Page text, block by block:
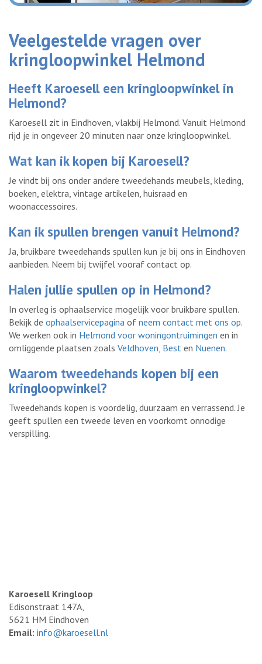
Veelgestelde vragen over
kringloopwinkel Helmond
Heeft Karoesell een kringloopwinkel in
Helmond?
Karoesell zit in Eindhoven, vlakbij Helmond. Vanuit Helmond
rijd je in ongeveer 20 minuten naar onze kringloopwinkel.
Wat kan ik kopen bij Karoesell?
Je vindt bij ons onder andere tweedehands meubels, kleding,
boeken, elektra, vintage artikelen, huisraad en
woonaccessoires.
Kan ik spullen brengen vanuit Helmond?
Ja, bruikbare tweedehands spullen kun je bij ons in Eindhoven
aanbieden. Neem bij twijfel vooraf contact op.
Halen jullie spullen op in Helmond?
In overleg is ophaalservice mogelijk voor bruikbare spullen.
Bekijk de ophaalservicepagina of neem contact met ons op.
We werken ook in Helmond voor woningontruimingen en in
omliggende plaatsen zoals Veldhoven Best en Nuenen.
Waarom tweedehands kopen bij een
kringloopwinkel?
Tweedehands kopen is voordelig, duurzaam en verrassend. Je
geeft spullen een tweede leven en voorkomt onnodige
verspilling.
Karoesell Kringloop
Edisonstraat 147A,
5621 HM Eindhoven
Email: info@karoesell.nl